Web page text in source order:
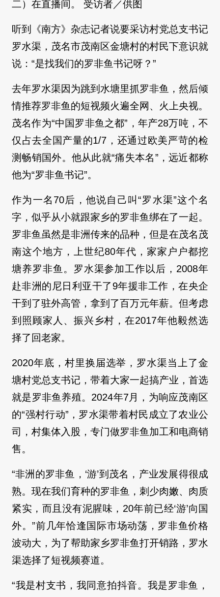
二）在直播间。 受访者／供图
听到《南方》杂志记者说要采访村党总支书记
罗水渠，茂名市茂南区金塘村的村民下意识就
说：“是找我们的罗非鱼书记呀？”
去年罗水渠因为跳到水塘里抓罗非鱼，然后倾
情推荐罗非鱼的短视频火遍全网、火上央视。
茂名作为“中国罗非鱼之都”，年产28万吨，不
仅占去全国产量的1/7，还通过欧美严苛的检
测畅销国外。他从此就“痛失本名”，远近都称
他为“罗非鱼书记”。
作为一名70后，他说自己叫“罗水渠”这个名
字，似乎从小就跟家乡的罗非鱼绑在了一起。
罗非鱼虽然是非洲传来的品种，但是在茂名茂
南这个地方，上世纪80年代，家家户户都挖
塘养罗非鱼。罗水渠参加工作以后，2008年
赴非洲的尼日利亚干了9年援非工作，在央企
干到了驻外高管，拿到了百万元年薪。但考虑
到照顾家人、振兴乡村，在2017年他毅然选
择了回老家。
2020年底，村里换届选举，罗水渠当上了金
塘村党总支书记，带着大家一起搞产业，首选
就是罗非鱼养殖。2024年7月，为响应茂南区
的“强村行动”，罗水渠带着村民成立了农业公
司，村集体入股，专门做罗非鱼加工和电商销
售。
“非洲的罗非鱼，‘游’到茂名，产业发展得很成
熟。现在我们育种的罗非鱼，刺少肉嫩、肉质
紧实，而且没有泥腥味，20年前已经‘游’向国
外。”前几年恰逢国际市场动荡，罗非鱼价格
波动大，为了帮助家乡罗非鱼打开销路，罗水
渠选择了短视频赛道。
“我是村支书，我同意拍抖音。我是罗非鱼，